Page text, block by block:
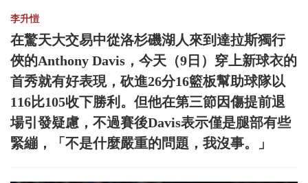
李升愷
在驚天大交易中從洛杉磯湖人來到達拉斯獨行
俠的Anthony Davis，今天（9日）穿上新球衣的
首秀就有好表現，砍進26分16籃板幫助球隊以
116比105收下勝利。但他在第三節因傷提前退
場引發疑慮，不過賽後Davis表示僅是腿部有些
緊繃，「不是什麼嚴重的問題，我沒事。」